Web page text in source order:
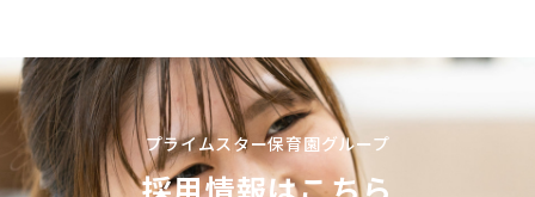
プライムスター保育園グループ
採用情報はこちら